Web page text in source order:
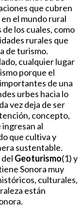
que cubren
el mundo rural
los cuales, como
rurales que
de turismo.
cualquier lugar
porque el
de una
urbes hacia lo
vez deja de ser
concepto,
al
que cultiva y
sustentable.
Geoturismo(1) y
Sonora muy
culturales,
están